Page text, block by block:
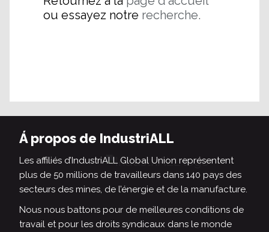
ou essayez notre recherche.
Á propos de IndustriALL
Les affiliés d’IndustriALL Global Union représentent
plus de 50 millions de travailleurs dans 140 pays des
secteurs des mines, de l’énergie et de la manufacture.
Nous nous battons pour de meilleures conditions de
travail et pour les droits syndicaux dans le monde